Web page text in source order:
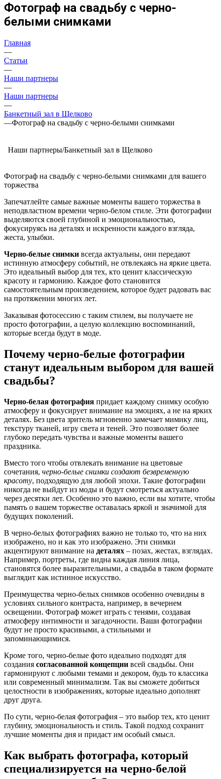
Фотограф на свадьбу с черно-
белыми снимками
Главная
—
Статьи
—
Наши партнеры
—
Наши партнеры
—
Банкетный зал в Щелково
—Фотограф на свадьбу с черно-белыми снимками
Наши партнеры/Банкетный зал в Щелково
Фотограф на свадьбу с черно-белыми снимками для вашего
торжества
Запечатлейте самые важные моменты вашего торжества в
неподвластном времени черно-белом стиле. Эти фотографии
выделяются своей глубиной и эмоциональностью,
фокусируясь на деталях и искренности каждого взгляда,
жеста, улыбки.
Черно-белые снимки всегда актуальны, они передают
истинную атмосферу событий, не отвлекаясь на яркие цвета.
Это идеальный выбор для тех, кто ценит классическую
красоту и гармонию. Каждое фото становится
самостоятельным произведением, которое будет радовать вас
на протяжении многих лет.
Заказывая фотосессию с таким стилем, вы получаете не
просто фотографии, а целую коллекцию воспоминаний,
которые всегда будут в моде.
Почему черно-белые фотографии
станут идеальным выбором для вашей
свадьбы?
Черно-белая фотография придает каждому снимку особую
атмосферу и фокусирует внимание на эмоциях, а не на ярких
деталях. Без цвета зритель мгновенно замечает мимику лиц,
текстуру тканей, игру света и теней. Это позволяет более
глубоко передать чувства и важные моменты вашего
праздника.
Вместо того чтобы отвлекать внимание на цветовые
сочетания, черно-белые снимки создают безвременную
красоту, подходящую для любой эпохи. Такие фотографии
никогда не выйдут из моды и будут смотреться актуально
через десятки лет. Особенно это важно, если вы хотите, чтобы
память о вашем торжестве оставалась яркой и значимой для
будущих поколений.
В черно-белых фотографиях важно не только то, что на них
изображено, но и как это изображено. Эти снимки
акцентируют внимание на деталях – позах, жестах, взглядах.
Например, портреты, где видна каждая линия лица,
становятся более выразительными, а свадьба в таком формате
выглядит как истинное искусство.
Преимущества черно-белых снимков особенно очевидны в
условиях сильного контраста, например, в вечернем
освещении. Фотограф может играть с тенями, создавая
атмосферу интимности и загадочности. Ваши фотографии
будут не просто красивыми, а стильными и
запоминающимися.
Кроме того, черно-белые фото идеально подходят для
создания согласованной концепции всей свадьбы. Они
гармонируют с любыми темами и декором, будь то классика
или современный минимализм. Так вы сможете добиться
целостности в изображениях, которые идеально дополнят
друг друга.
По сути, черно-белая фотография – это выбор тех, кто ценит
глубину, эмоциональность и стиль. Такой подход сохранит
лучшие моменты дня и придаст им особый смысл.
Как выбрать фотографа, который
специализируется на черно-белой